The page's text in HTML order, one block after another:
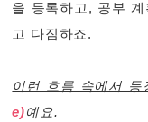
을 등록하고, 공부
고 다짐하죠.
이런 흐름 속에서 등
e)예요.